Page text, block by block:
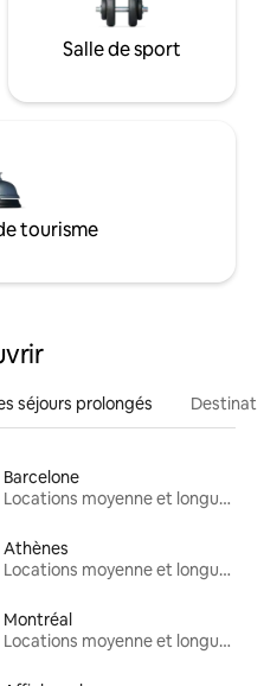
Salle de sport
tourisme
séjours prolongés
Barcelone
Locations moyenne et longue durée
Athènes
Locations moyenne et longue durée
Montréal
Locations moyenne et longue durée